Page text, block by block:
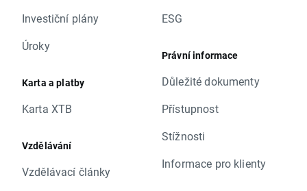
Investiční plány
Úroky
Karta a platby
Karta XTB
Vzdělávání
Vzdělávací články
ESG
Právní informace
Důležité dokumenty
Přístupnost
Stížnosti
Informace pro klienty